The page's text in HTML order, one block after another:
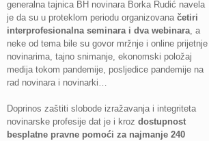
generalna tajnica BH novinara Borka Rudić navela
je da su u proteklom periodu organizovana četiri
interprofesionalna seminara i dva webinara , a
neke od tema bile su govor mržnje i online prijetnje
novinarima, tajno snimanje, ekonomski položaj
medija tokom pandemije, posljedice pandemije na
rad novinara i novinarki…
Doprinos zaštiti slobode izražavanja i integriteta
novinarske profesije dat je i kroz dostupnost
besplatne pravne pomoći za najmanje 240